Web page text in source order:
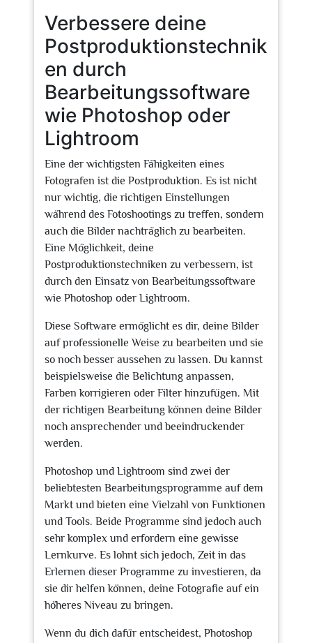
Verbessere deine
Postproduktionstechnik
en durch
Bearbeitungssoftware
wie Photoshop oder
Lightroom
Eine der wichtigsten Fähigkeiten eines
Fotografen ist die Postproduktion. Es ist nicht
nur wichtig, die richtigen Einstellungen
während des Fotoshootings zu treffen, sondern
auch die Bilder nachträglich zu bearbeiten.
Eine Möglichkeit, deine
Postproduktionstechniken zu verbessern, ist
durch den Einsatz von Bearbeitungssoftware
wie Photoshop oder Lightroom.
Diese Software ermöglicht es dir, deine Bilder
auf professionelle Weise zu bearbeiten und sie
so noch besser aussehen zu lassen. Du kannst
beispielsweise die Belichtung anpassen,
Farben korrigieren oder Filter hinzufügen. Mit
der richtigen Bearbeitung können deine Bilder
noch ansprechender und beeindruckender
werden.
Photoshop und Lightroom sind zwei der
beliebtesten Bearbeitungsprogramme auf dem
Markt und bieten eine Vielzahl von Funktionen
und Tools. Beide Programme sind jedoch auch
sehr komplex und erfordern eine gewisse
Lernkurve. Es lohnt sich jedoch, Zeit in das
Erlernen dieser Programme zu investieren, da
sie dir helfen können, deine Fotografie auf ein
höheres Niveau zu bringen.
Wenn du dich dafür entscheidest, Photoshop